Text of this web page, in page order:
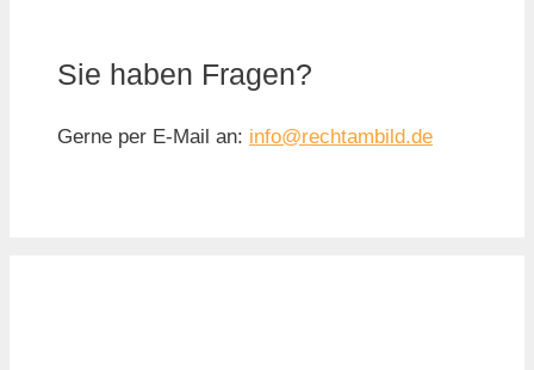
Sie haben Fragen?
Gerne per E-Mail an: info@rechtambild.de